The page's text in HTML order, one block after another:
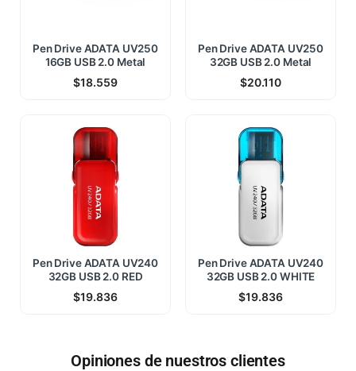
Pen Drive ADATA UV250
16GB USB 2.0 Metal
$18.559
Pen Drive ADATA UV250
32GB USB 2.0 Metal
$20.110
Pen Drive ADATA UV240
32GB USB 2.0 RED
$19.836
Pen Drive ADATA UV240
32GB USB 2.0 WHITE
$19.836
Opiniones de nuestros clientes